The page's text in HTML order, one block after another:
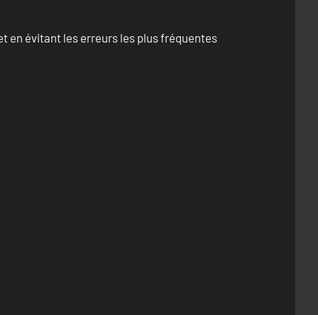
en évitant les erreurs les plus fréquentes